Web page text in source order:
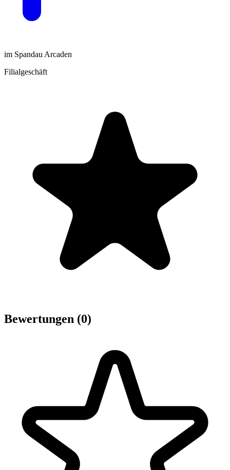
im Spandau Arcaden
Filialgeschäft
Bewertungen (0)